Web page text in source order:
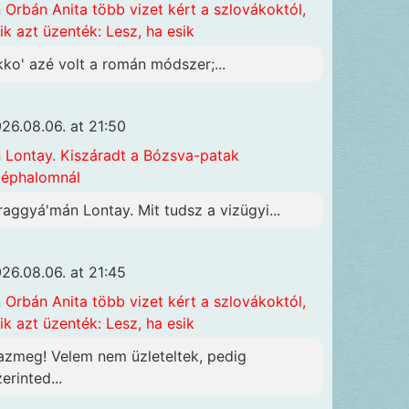
Orbán Anita több vizet kért a szlovákoktól,
azt üzenték: Lesz, ha esik
azé volt a román módszer;...
at 21:50
Lontay. Kiszáradt a Bózsva-patak
Lontay. Mit tudsz a vizügyi...
at 21:45
Orbán Anita több vizet kért a szlovákoktól,
azt üzenték: Lesz, ha esik
Velem nem üzleteltek, pedig